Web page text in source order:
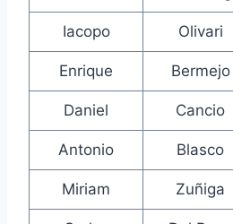
Iacopo Olivari
Enrique Bermejo
Daniel Cancio
Antonio Blasco
Miriam Zuñiga